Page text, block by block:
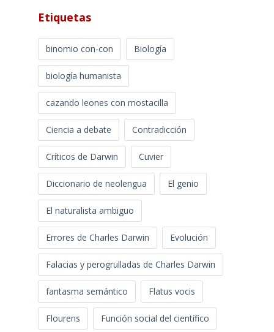
Etiquetas
binomio con-con Biología
biología humanista
cazando leones con mostacilla
Ciencia a debate Contradicción
Críticos de Darwin Cuvier
Diccionario de neolengua El genio
El naturalista ambiguo
Errores de Charles Darwin Evolución
Falacias y perogrulladas de Charles Darwin
fantasma semántico Flatus vocis
Flourens Función social del científico